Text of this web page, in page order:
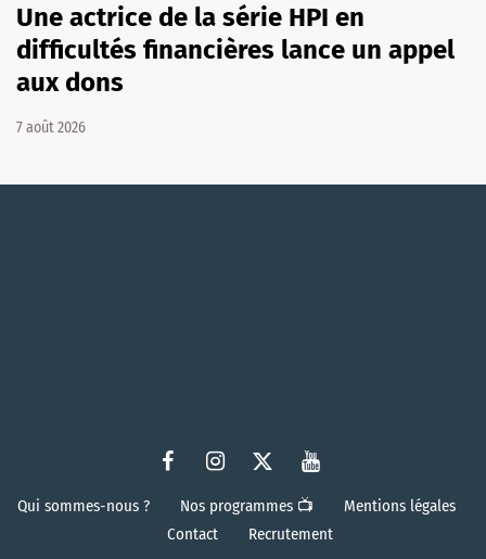
Une actrice de la série HPI en
difficultés financières lance un appel
aux dons
7 août 2026
Qui sommes-nous ? Nos programmes 📺
Mentions légales
Contact
Recrutement